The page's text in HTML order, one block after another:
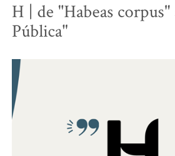
H | de "Habeas corpus"
Pública"